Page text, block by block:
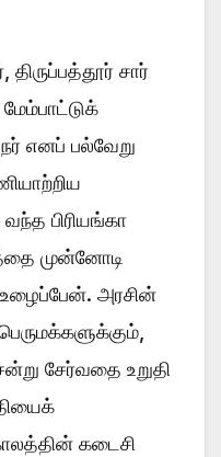
திருப்பத்தூர் சார்
எனப் பல்வேறு
பிரியங்கா
முன்னோடி
அரசின்
சேர்வதை உறுதி
கடைசி